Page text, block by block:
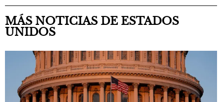
MÁS NOTICIAS DE ESTADOS
UNIDOS